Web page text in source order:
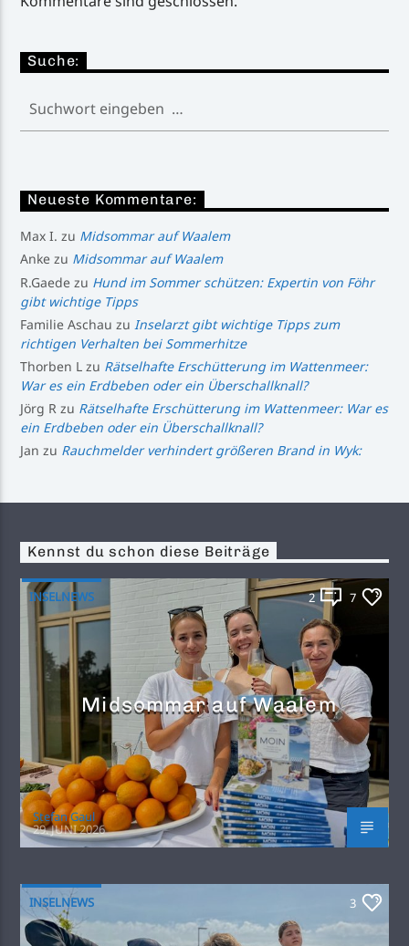
Suche:
Neueste Kommentare:
Max I. zu Midsommar auf Waalem
Anke zu Midsommar auf Waalem
R.Gaede zu Hund im Sommer schützen: Expertin von Föhr
gibt wichtige Tipps
Familie Aschau zu Inselarzt gibt wichtige Tipps zum
richtigen Verhalten bei Sommerhitze
Thorben L zu Rätselhafte Erschütterung im Wattenmeer:
War es ein Erdbeben oder ein Überschallknall?
Jörg R zu Rätselhafte Erschütterung im Wattenmeer: War es
ein Erdbeben oder ein Überschallknall?
Jan zu Rauchmelder verhindert größeren Brand in Wyk:
Kennst du schon diese Beiträge
INSELNEWS 2 7
Midsommar auf Waalem
Stefan Gaul
29. JUNI 2026
INSELNEWS 3